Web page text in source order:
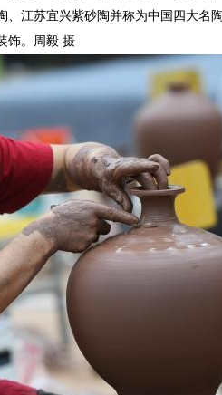
江苏宜兴紫砂陶并称为中国四大名
饰。周毅 摄